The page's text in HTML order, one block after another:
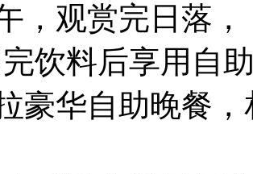
，观赏完日落，
完饮料后享用自
豪华自助晚餐